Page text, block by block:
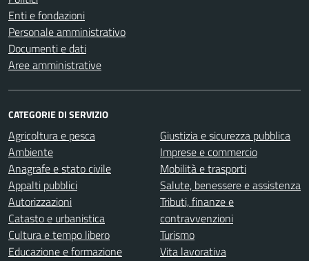
Enti e fondazioni
Personale amministrativo
Documenti e dati
Aree amministrative
CATEGORIE DI SERVIZIO
Agricoltura e pesca
Ambiente
Anagrafe e stato civile
Appalti pubblici
Autorizzazioni
Catasto e urbanistica
Cultura e tempo libero
Educazione e formazione
Giustizia e sicurezza pubblica
Imprese e commercio
Mobilità e trasporti
Salute, benessere e assistenza
Tributi, finanze e
contravvenzioni
Turismo
Vita lavorativa